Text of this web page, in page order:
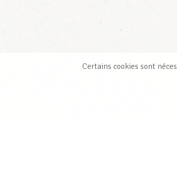
Certains cookies sont